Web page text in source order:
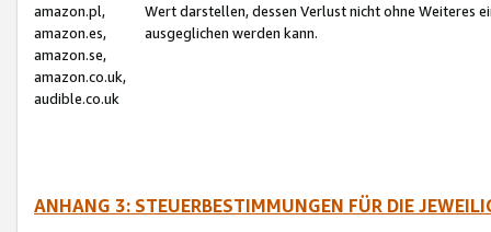
amazon.pl,
amazon.es,
amazon.se,
amazon.co.uk,
audible.co.uk
Wert darstellen, dessen Verlust nicht ohne Weiteres
ausgeglichen werden kann.
ANHANG 3: STEUERBESTIMMUNGEN FÜR DIE